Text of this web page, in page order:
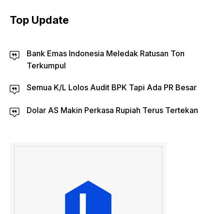
Top Update
Bank Emas Indonesia Meledak Ratusan Ton
Terkumpul
Semua K/L Lolos Audit BPK Tapi Ada PR Besar
Dolar AS Makin Perkasa Rupiah Terus Tertekan